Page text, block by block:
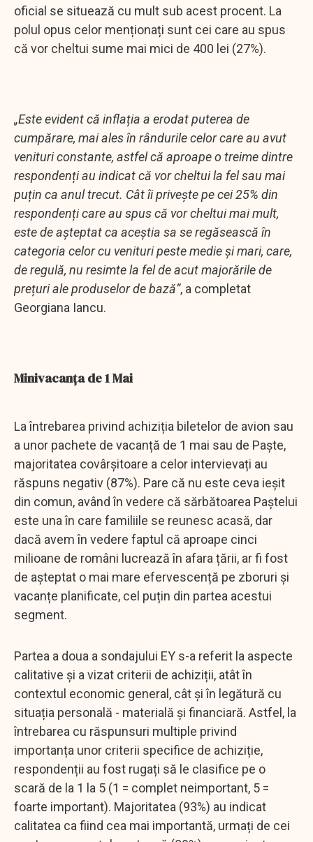
oficial se situează cu mult sub acest procent. La
polul opus celor menționați sunt cei care au spus
că vor cheltui sume mai mici de 400 lei (27%).
„Este evident că inflația a erodat puterea de
cumpărare, mai ales în rândurile celor care au avut
venituri constante, astfel că aproape o treime dintre
respondenți au indicat că vor cheltui la fel sau mai
puțin ca anul trecut. Cât îi privește pe cei 25% din
respondenți care au spus că vor cheltui mai mult,
este de așteptat ca aceștia sa se regăsească în
categoria celor cu venituri peste medie și mari, care,
de regulă, nu resimte la fel de acut majorările de
prețuri ale produselor de bază”, a completat
Georgiana Iancu.
Minivacanţa de 1 Mai
La întrebarea privind achiziția biletelor de avion sau
a unor pachete de vacanță de 1 mai sau de Paște,
majoritatea covârșitoare a celor intervievați au
răspuns negativ (87%). Pare că nu este ceva ieșit
din comun, având în vedere că sărbătoarea Paștelui
este una în care familiile se reunesc acasă, dar
dacă avem în vedere faptul că aproape cinci
milioane de români lucrează în afara țării, ar fi fost
de așteptat o mai mare efervescență pe zboruri și
vacanțe planificate, cel puțin din partea acestui
segment.
Partea a doua a sondajului EY s-a referit la aspecte
calitative și a vizat criterii de achiziții, atât în
contextul economic general, cât și în legătură cu
situația personală - materială și financiară. Astfel, la
întrebarea cu răspunsuri multiple privind
importanța unor criterii specifice de achiziție,
respondenții au fost rugați să le clasifice pe o
scară de la 1 la 5 (1 = complet neimportant, 5 =
foarte important). Majoritatea (93%) au indicat
calitatea ca fiind cea mai importantă, urmați de cei